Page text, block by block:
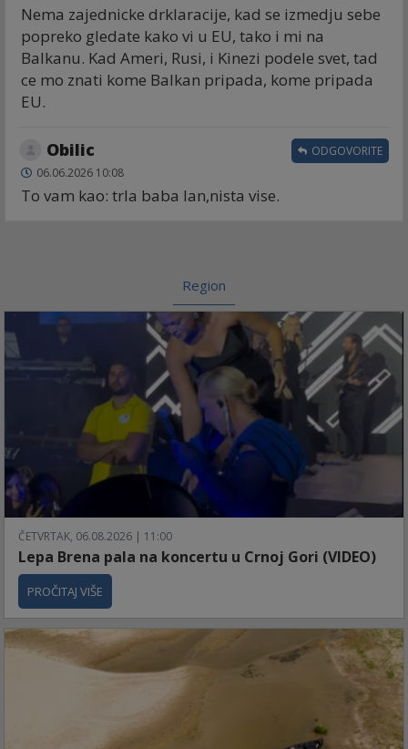
Nema zajednicke drklaracije, kad se izmedju sebe
popreko gledate kako vi u EU, tako i mi na
Balkanu. Kad Ameri, Rusi, i Kinezi podele svet, tad
ce mo znati kome Balkan pripada, kome pripada
EU.
Obilic
06.06.2026 10:08
To vam kao: trla baba lan,nista vise.
ODGOVORITE
Region
ČETVRTAK, 06.08.2026 | 11:00
Lepa Brena pala na koncertu u Crnoj Gori (VIDEO)
PROČITAJ VIŠE